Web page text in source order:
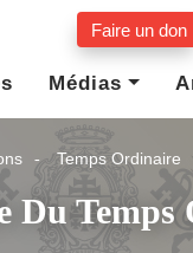
Faire un don
Médias
Temps Ordinaire
Temps